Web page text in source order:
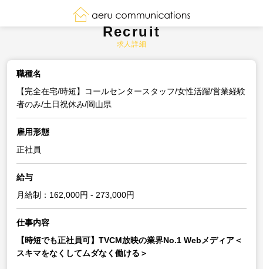
Recruit
求人詳細
職種名
【完全在宅/時短】コールセンタースタッフ/女性活躍/営業経験
者のみ/土日祝休み/岡山県
雇用形態
正社員
給与
月給制：162,000円 - 273,000円
仕事内容
【時短でも正社員可】TVCM放映の業界No.1 Webメディア＜
スキマをなくしてムダなく働ける＞